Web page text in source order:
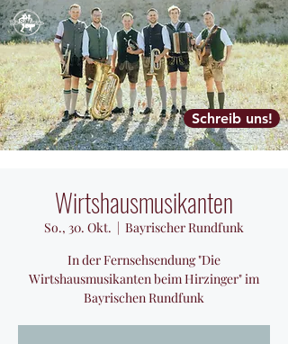
Schreib uns!
Wirtshausmusikanten
So., 30. Okt.
  |
Bayrischer Rundfunk
In der Fernsehsendung "Die
Wirtshausmusikanten beim Hirzinger" im
Bayrischen Rundfunk